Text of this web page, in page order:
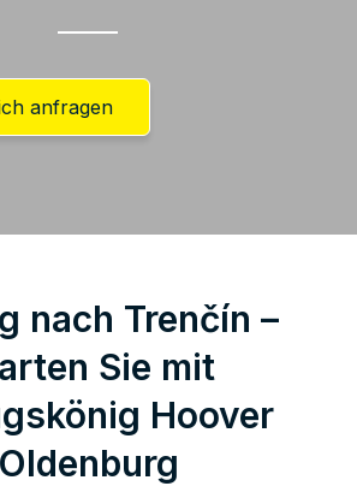
anfragen
nach Trenčín –
Sie mit
Hoover
Oldenburg